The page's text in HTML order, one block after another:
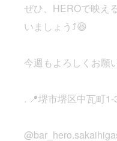
ぜひ、HEROで映え
いましょう⤴️😆
今週もよろしくお願
. 📍堺市堺区中瓦町